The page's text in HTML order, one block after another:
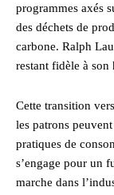
programmes axés
des déchets de
carbone. Ralph
restant fidèle à
Cette transition
les patrons
pratiques de
s’engage pour un
marche dans